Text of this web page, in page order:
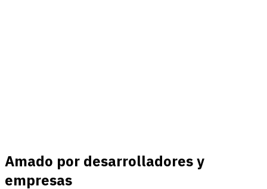
Amado por desarrolladores y
empresas